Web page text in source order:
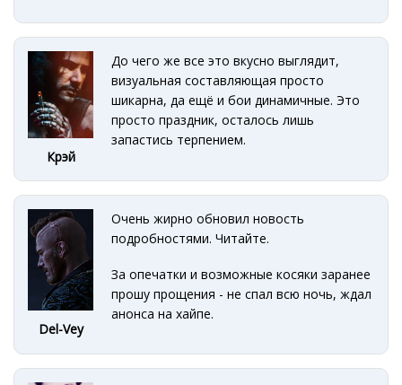
Крэй
До чего же все это вкусно выглядит,
визуальная составляющая просто
шикарна, да ещё и бои динамичные. Это
просто праздник, осталось лишь
запастись терпением.
Del-Vey
Очень жирно обновил новость
подробностями. Читайте.
За опечатки и возможные косяки заранее
прошу прощения - не спал всю ночь, ждал
анонса на хайпе.